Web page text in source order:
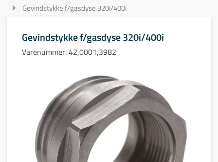
Gevindstykke f/gasdyse 320i/400i
Gevindstykke f/gasdyse 320i/400i
Varenummer:42,0001,3982